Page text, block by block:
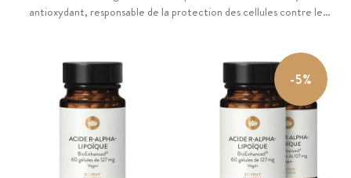
antioxydant, responsable de la protection des cellules contre le
les caroténoïdes, les polyphénols et les flavonoïdes.
-5%